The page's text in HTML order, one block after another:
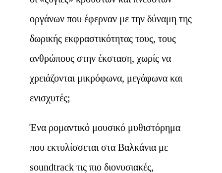
οργάνων που έφερναν με την δύναμη της
δωρικής εκφραστικότητας τους, τους
ανθρώπους στην έκσταση, χωρίς να
χρειάζονται μικρόφωνα, μεγάφωνα και
ενισχυτές;
Ένα ρομαντικό μουσικό μυθιστόρημα
που εκτυλίσσεται στα Βαλκάνια με
soundtrack τις πιο διονυσιακές,